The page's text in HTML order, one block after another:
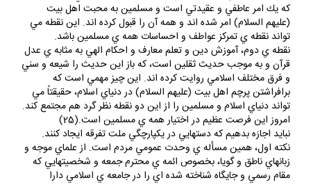
كه يك امر عاطفي و عقيدتي است و مسلمين به محبت اهل بيت
(عليهم السلام) امر شده اند و همه آن را قبول كرده اند. اين نقطه مي
تواند نقطه ي تمركز عواطف و احساسات همه ي مسلمين باشد.
نقطه ي دوم، آموزش دين و تعلم معارف و احكام الهي به مثابه ي عدل
قرآن و به موجب حديث ثقلين است، كه باز اين حديث را شيعه و سني
و فرق مختلف اسلامي روايت كرده اند. اين چيز مهمي است كه
برافراشتن پرچم اهل بيت (عليهم السلام) در دنياي اسلام، حقيقتاً مي
تواند دنياي اسلام و مسلمين را از اين دو نقطه نظر گرد هم مجتمع كند.
امروز اين فرصت عظيم در اختيار همه ي مسلمين است.(25)
نبايد اجازه بدهيم كه دستهايي در يكپارچگي ملت تفرقه ايجاد كنند.
نكته اول، همين مسأله ي وحدت عمومي مردم است. از علماي موجه و
زبانهاي ناطق و گويا، بخصوص ائمه ي محترم جمعه و شخصيتهايي كه
مقام رسمي و جايگاه شناخته شده اي را در جامعه ي اسلامي دارا